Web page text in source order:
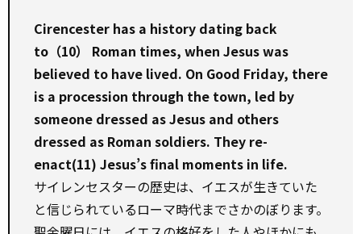
Cirencester has a history dating back
to（10） Roman times, when Jesus was
believed to have lived. On Good Friday, there
is a procession through the town, led by
someone dressed as Jesus and others
dressed as Roman soldiers. They re-
enact(11) Jesus’s final moments in life.
サイレンセスターの歴史は、イエスが生きていた
と信じられているローマ時代までさかのぼります。